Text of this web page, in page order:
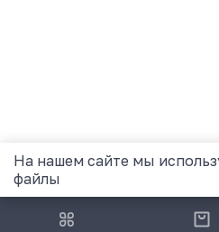
На нашем сайте мы
файлы